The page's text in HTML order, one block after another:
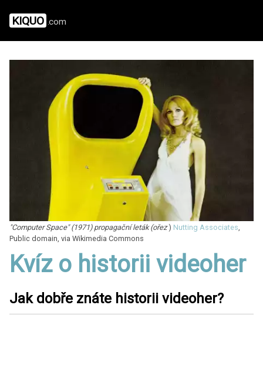
KIQUO .com
"Computer Space" (1971) propagační leták (ořez) Nutting Associates
Public domain, via Wikimedia Commons
Kvíz o historii videoher
Jak dobře znáte historii videoher?